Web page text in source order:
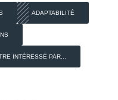
ADAPTABILITÉ
INTÉRESSÉ PAR...